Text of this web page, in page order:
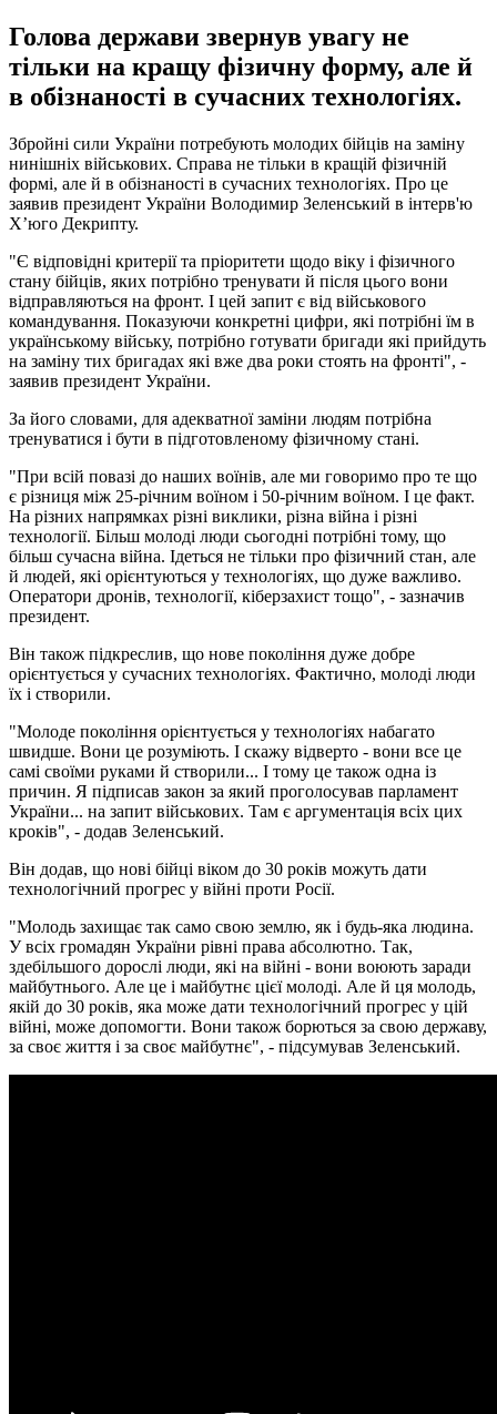
Голова держави звернув увагу не
тільки на кращу фізичну форму, але й
в обізнаності в сучасних технологіях.
Збройні сили України потребують молодих бійців на заміну
нинішніх військових. Справа не тільки в кращій фізичній
формі, але й в обізнаності в сучасних технологіях. Про це
заявив президент України Володимир Зеленський в інтерв'ю
Х’юго Декрипту.
"Є відповідні критерії та пріоритети щодо віку і фізичного
стану бійців, яких потрібно тренувати й після цього вони
відправляються на фронт. І цей запит є від військового
командування. Показуючи конкретні цифри, які потрібні їм в
українському війську, потрібно готувати бригади які прийдуть
на заміну тих бригадах які вже два роки стоять на фронті", -
заявив президент України.
За його словами, для адекватної заміни людям потрібна
тренуватися і бути в підготовленому фізичному стані.
"При всій повазі до наших воїнів, але ми говоримо про те що
є різниця між 25-річним воїном і 50-річним воїном. І це факт.
На різних напрямках різні виклики, різна війна і різні
технології. Більш молоді люди сьогодні потрібні тому, що
більш сучасна війна. Ідеться не тільки про фізичний стан, але
й людей, які орієнтуються у технологіях, що дуже важливо.
Оператори дронів, технології, кіберзахист тощо", - зазначив
президент.
Він також підкреслив, що нове покоління дуже добре
орієнтується у сучасних технологіях. Фактично, молоді люди
їх і створили.
"Молоде покоління орієнтується у технологіях набагато
швидше. Вони це розуміють. І скажу відверто - вони все це
самі своїми руками й створили... І тому це також одна із
причин. Я підписав закон за який проголосував парламент
України... на запит військових. Там є аргументація всіх цих
кроків", - додав Зеленський.
Він додав, що нові бійці віком до 30 років можуть дати
технологічний прогрес у війні проти Росії.
"Молодь захищає так само свою землю, як і будь-яка людина.
У всіх громадян України рівні права абсолютно. Так,
здебільшого дорослі люди, які на війні - вони воюють заради
майбутнього. Але це і майбутнє цієї молоді. Але й ця молодь,
якій до 30 років, яка може дати технологічний прогрес у цій
війні, може допомогти. Вони також борються за свою державу,
за своє життя і за своє майбутнє", - підсумував Зеленський.